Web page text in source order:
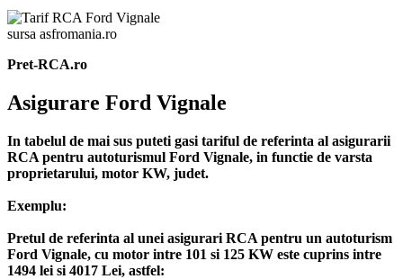
sursa asfromania.ro
Pret-RCA.ro
Asigurare Ford Vignale
In tabelul de mai sus puteti gasi tariful de referinta al asigurarii
RCA pentru autoturismul Ford Vignale, in functie de varsta
proprietarului, motor KW, judet.
Exemplu:
Pretul de referinta al unei asigurari RCA pentru un autoturism
Ford Vignale, cu motor intre 101 si 125 KW este cuprins intre
1494 lei si 4017 Lei, astfel: